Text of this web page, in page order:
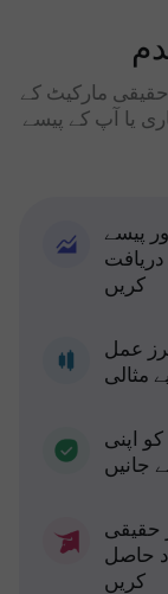
حقیقی مارکیٹ کے
یا آپ کے پیسے
پیسے
کریں
عمل
مثالی
کو اپنی
جانیں
حقیقی
حاصل
کریں